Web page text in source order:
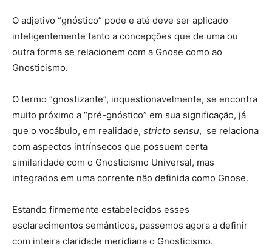
O adjetivo “gnóstico” pode e até deve ser aplicado
inteligentemente tanto a concepções que de uma ou
outra forma se relacionem com a Gnose como ao
Gnosticismo.
O termo “gnostizante”, inquestionavelmente, se encontra
muito próximo a “pré-gnóstico” em sua significação, já
que o vocábulo, em realidade, stricto sensu, se relaciona
com aspectos intrínsecos que possuem certa
similaridade com o Gnosticismo Universal, mas
integrados em uma corrente não definida como Gnose.
Estando firmemente estabelecidos esses
esclarecimentos semânticos, passemos agora a definir
com inteira claridade meridiana o Gnosticismo.